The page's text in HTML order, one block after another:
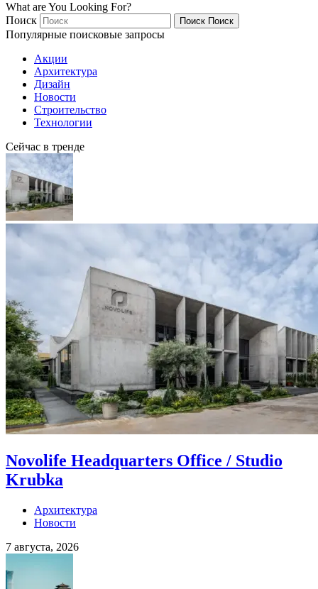
What are You Looking For?
Поиск
Поиск Поиск
Популярные поисковые запросы
Акции
Архитектура
Дизайн
Новости
Строительство
Технологии
Сейчас в тренде
Novolife Headquarters Office / Studio
Krubka
Архитектура
Новости
7 августа, 2026